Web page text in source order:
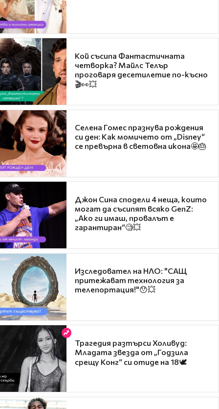
Кой съсипа Фантастичната
четворка? Майлс Телър
проговаря десетилетие по-късно
🎬👀💥
Селена Гомес празнува рождения
си ден: Как момичето от „Disney“
се превърна в световна икона🤩🎂
Джон Сина сподели 4 неща, които
могат да съсипят всяко GenZ:
„Ако ги имаш, провалът е
гарантиран“🧐💥
Изследовател на НЛО: "САЩ
притежават технология за
телепортация!"😯💥
Трагедия разтърси Холивуд:
Младата звезда от „Годзила
срещу Конг“ си отиде на 18🕊️